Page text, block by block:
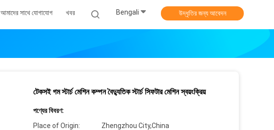
আমাদের সাথে যোগাযোগ খবর Bengali উদ্ধৃতির জন্য আবেদন
টেকসই গম স্টার্চ মেশিন কম্পন বৈদ্যুতিক স্টার্চ সিফটার মেশিন স্বয়ংক্রিয়
পণ্যের বিবরণ:
Place of Origin:
Zhengzhou City,China